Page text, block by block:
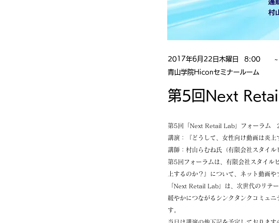
2017年6月22日木曜日
青山学院Hiconセミナールーム
第5回Next
~
8:00
第5回「Next Retail Lab」フォーラム
講演：『どうして、女性向け動画は炎上
講師：村山らむね氏（有限会社スタイ
第5回フォーラムは、有限会社スタイル
上するのか？』について、ネット動画
「Next Retail Lab」は、次世代のリテ
緩やかにつながるシンクタンクコミュ
す。